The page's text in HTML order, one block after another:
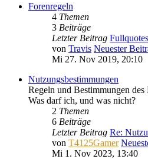
Forenregeln
4 Themen
3 Beiträge
Letzter Beitrag Fullquotes
von Travis Neuester
Mi 27. Nov 2019, 20:10
Nutzungsbestimmungen
Regeln und Bestimmungen des
Was darf ich, und was nicht?
2 Themen
6 Beiträge
Letzter Beitrag Re:
von T4125Gamer
Mi 1. Nov 2023, 13:40